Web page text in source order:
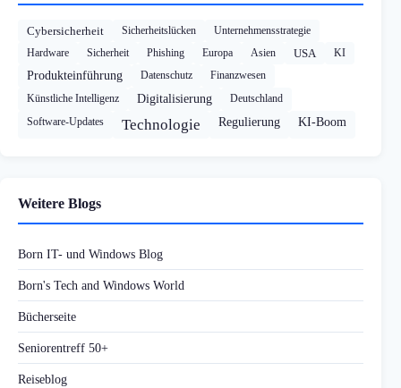
Cybersicherheit Sicherheitslücken
Unternehmensstrategie
Hardware
Sicherheit Phishing Europa Asien USA KI
Produkteinführung Datenschutz
Finanzwesen
Künstliche Intelligenz
Digitalisierung
Deutschland
Software-Updates
Technologie Regulierung KI-Boom
Weitere Blogs
Born IT- und Windows Blog
Born's Tech and Windows World
Bücherseite
Seniorentreff 50+
Reiseblog